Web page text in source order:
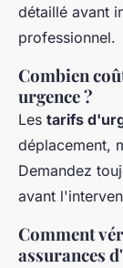
détaillé avant
professionnel.
Combien
urgence ?
Les tarifs
déplacement,
Demandez
avant
Comment
assurances